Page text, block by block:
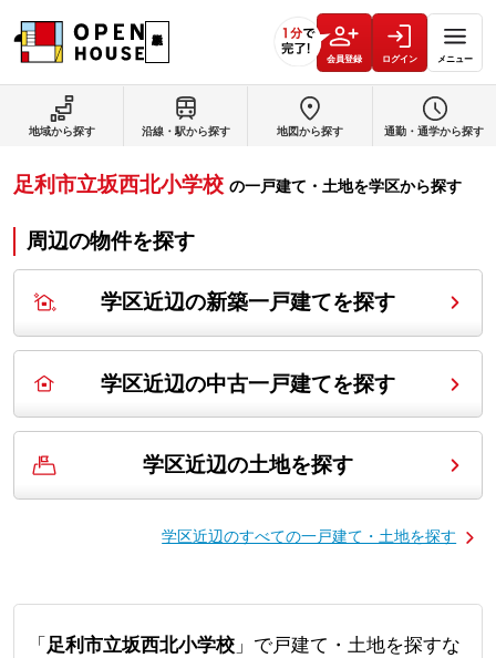
会員登録 ログイン メニュー
地域から探す 沿線・駅から探す 地図から探す 通勤・通学から探す
足利市立坂西北小学校 の一戸建て・土地を学区から探す
周辺の物件を探す
学区近辺の新築一戸建てを探す
学区近辺の中古一戸建てを探す
学区近辺の土地を探す
学区近辺のすべての一戸建て・土地を探す
「 足利市立坂西北小学校」で戸建て・土地を探すな